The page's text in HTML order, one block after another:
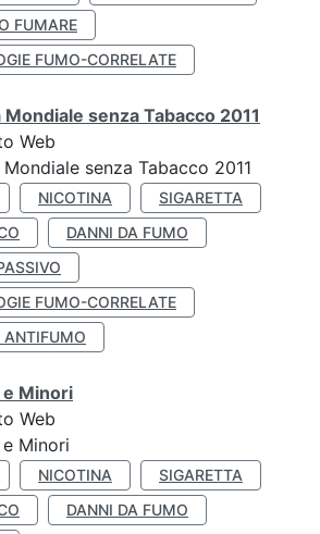
FUMARE
FUMO-CORRELATE
senza Tabacco 2011
Web
senza Tabacco 2011
NICOTINA
SIGARETTA
DANNI DA FUMO
FUMO-CORRELATE
ANTIFUMO
e Minori
Web
Minori
NICOTINA
SIGARETTA
DANNI DA FUMO